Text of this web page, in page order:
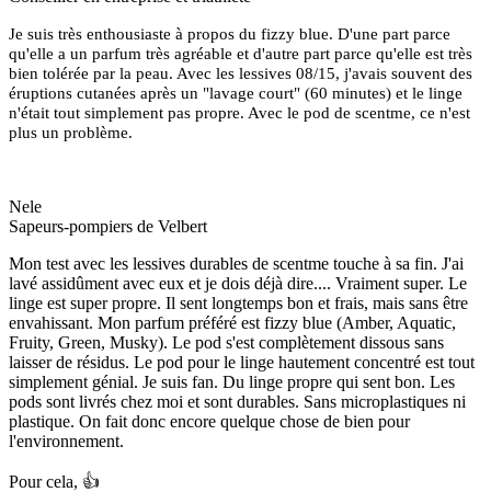
Je suis très enthousiaste à propos du fizzy blue. D'une part parce
qu'elle a un parfum très agréable et d'autre part parce qu'elle est très
bien tolérée par la peau. Avec les lessives 08/15, j'avais souvent des
éruptions cutanées après un "lavage court" (60 minutes) et le linge
n'était tout simplement pas propre. Avec le pod de scentme, ce n'est
plus un problème.
Nele
Sapeurs-pompiers de Velbert
Mon test avec les lessives durables de scentme touche à sa fin. J'ai
lavé assidûment avec eux et je dois déjà dire.... Vraiment super. Le
linge est super propre. Il sent longtemps bon et frais, mais sans être
envahissant. Mon parfum préféré est fizzy blue (Amber, Aquatic,
Fruity, Green, Musky). Le pod s'est complètement dissous sans
laisser de résidus. Le pod pour le linge hautement concentré est tout
simplement génial. Je suis fan. Du linge propre qui sent bon. Les
pods sont livrés chez moi et sont durables. Sans microplastiques ni
plastique. On fait donc encore quelque chose de bien pour
l'environnement.
Pour cela, 👍